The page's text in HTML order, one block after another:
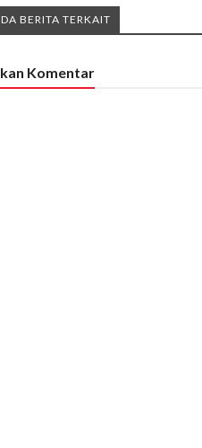
BERITA TERKAIT
Komentar